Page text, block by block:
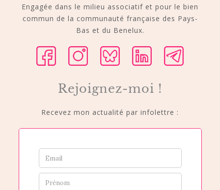
Engagée dans le milieu associatif et pour le bien
commun de la communauté française des Pays-
Bas et du Benelux.
Rejoignez-moi !
Recevez mon actualité par infolettre :